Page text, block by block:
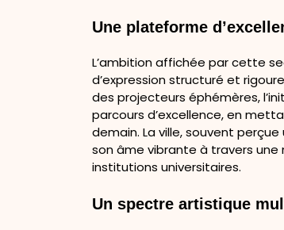
Une plateforme
L’ambition affichée par cette
d’expression structuré et
des projecteurs éphémères,
parcours d’excellence, en
demain. La ville, souvent
son âme vibrante à travers
institutions universitaires.
Un spectre artistique